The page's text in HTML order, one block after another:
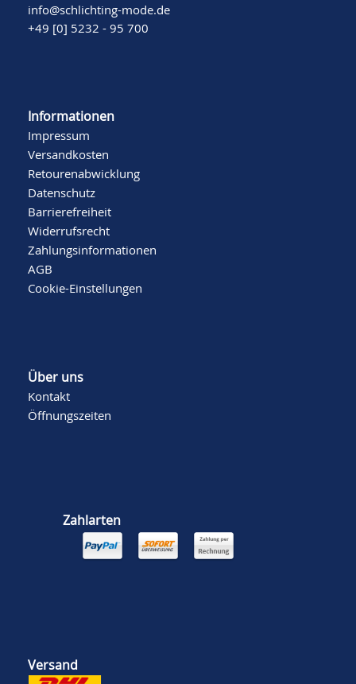
info@schlichting-mode.de
+49 [0] 5232 - 95 700
Informationen
Impressum
Versandkosten
Retourenabwicklung
Datenschutz
Barrierefreiheit
Widerrufsrecht
Zahlungsinformationen
AGB
Cookie-Einstellungen
Über uns
Kontakt
Öffnungszeiten
Zahlarten
Versand